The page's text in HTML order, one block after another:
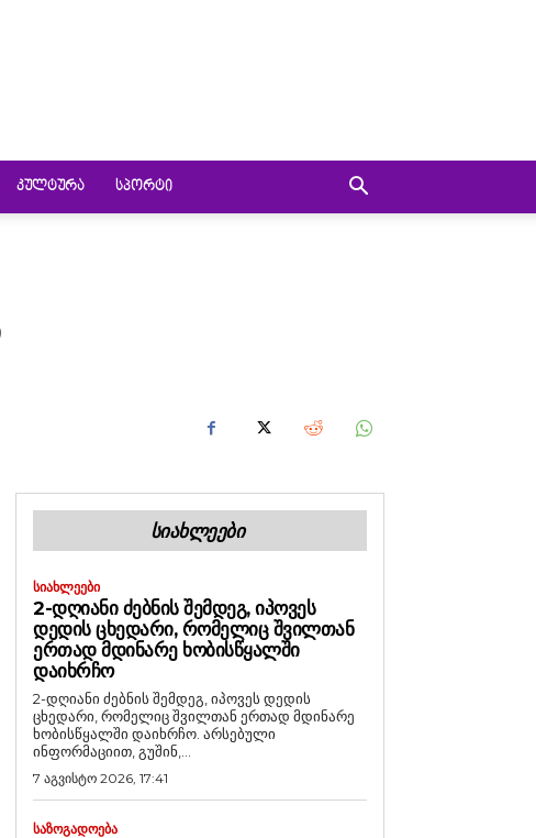
ᲙᲣᲚᲢᲣᲠᲐ ᲡᲞᲝᲠᲢᲘ
ᲡᲘᲐᲮᲚᲔᲔᲑᲘ
ᲡᲘᲐᲮᲚᲔᲔᲑᲘ
2-ᲓᲦᲘᲐᲜᲘ ᲫᲔᲑᲜᲘᲡ ᲨᲔᲛᲓᲔᲒ, ᲘᲞᲝᲕᲔᲡ
ᲓᲔᲓᲘᲡ ᲪᲮᲔᲓᲐᲠᲘ, ᲠᲝᲛᲔᲚᲘᲪ ᲨᲕᲘᲚᲗᲐᲜ
ᲔᲠᲗᲐᲓ ᲛᲓᲘᲜᲐᲠᲔ ᲮᲝᲑᲘᲡᲬᲧᲐᲚᲨᲘ
ᲓᲐᲘᲮᲠᲩᲝ
2-დღიანი ძებნის შემდეგ, იპოვეს დედის
ცხედარი, რომელიც შვილთან ერთად მდინარე
ხობისწყალში დაიხრჩო. არსებული
ინფორმაციით, გუშინ,...
7 აგვისტო 2026, 17:41
ᲡᲐᲖᲝᲒᲐᲓᲝᲔᲑᲐ